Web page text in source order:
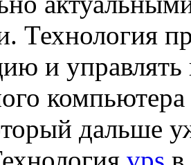
Технология
и управлять
дальше